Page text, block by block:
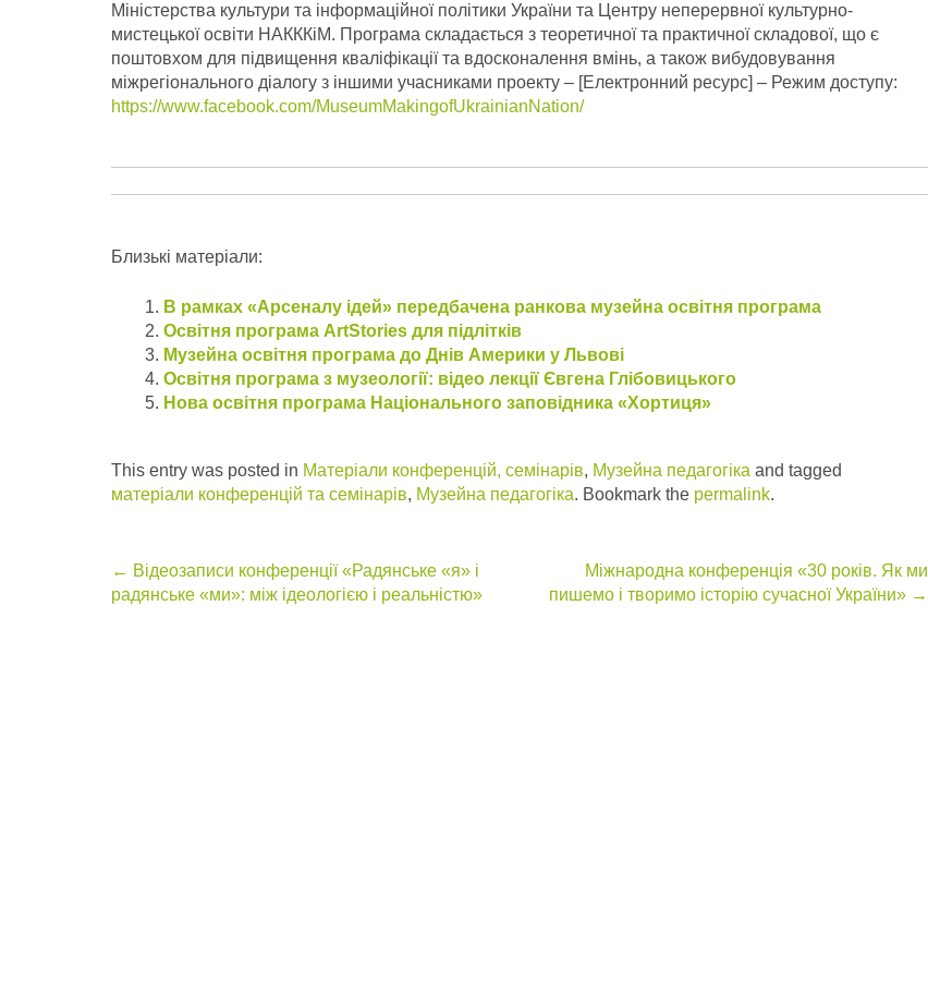
Міністерства культури та інформаційної політики України та Центру неперервної культурно-
мистецької освіти НАКККіМ. Програма складається з теоретичної та практичної складової, що є
поштовхом для підвищення кваліфікації та вдосконалення вмінь, а також вибудовування
міжрегіонального діалогу з іншими учасниками проекту – [Електронний ресурс] – Режим доступу:
https://www.facebook.com/MuseumMakingofUkrainianNation/
Близькі матеріали:
В рамках «Арсеналу ідей» передбачена ранкова музейна освітня програма
Освітня програма ArtStories для підлітків
Музейна освітня програма до Днів Америки у Львові
Освітня програма з музеології: відео лекції Євгена Глібовицького
Нова освітня програма Національного заповідника «Хортиця»
This entry was posted in Матеріали конференцій, семінарів, Музейна педагогіка and tagged
матеріали конференцій та семінарів, Музейна педагогіка. Bookmark the permalink.
Post
← Відеозаписи конференції «Радянське «я» і
радянське «ми»: між ідеологією і реальністю»
Міжнародна конференція «30 років. Як ми
пишемо і творимо історію сучасної України» →